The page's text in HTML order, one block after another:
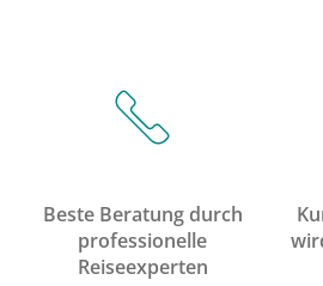
Beste Beratung durch
professionelle
Reiseexperten